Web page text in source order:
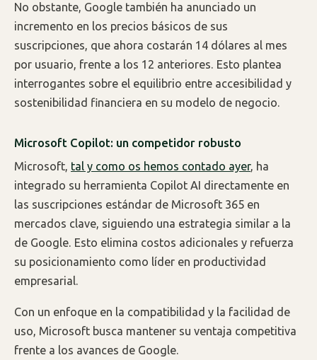
No obstante, Google también ha anunciado un
incremento en los precios básicos de sus
suscripciones, que ahora costarán 14 dólares al mes
por usuario, frente a los 12 anteriores. Esto plantea
interrogantes sobre el equilibrio entre accesibilidad y
sostenibilidad financiera en su modelo de negocio.
Microsoft Copilot: un competidor robusto
Microsoft, tal y como os hemos contado ayer, ha
integrado su herramienta Copilot AI directamente en
las suscripciones estándar de Microsoft 365 en
mercados clave, siguiendo una estrategia similar a la
de Google. Esto elimina costos adicionales y refuerza
su posicionamiento como líder en productividad
empresarial.
Con un enfoque en la compatibilidad y la facilidad de
uso, Microsoft busca mantener su ventaja competitiva
frente a los avances de Google.